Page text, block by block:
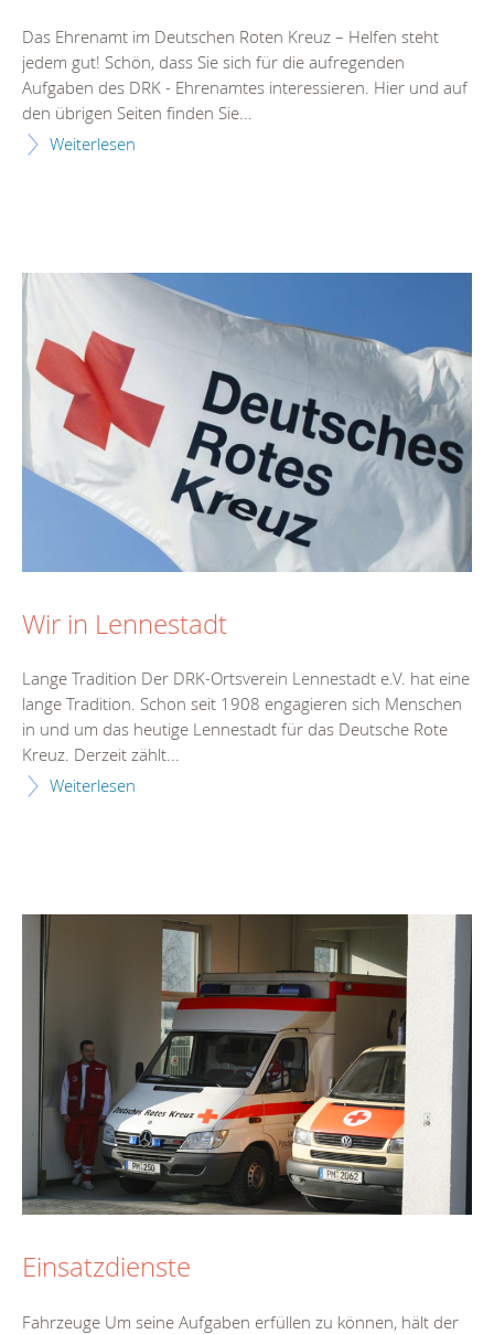
Das Ehrenamt im Deutschen Roten Kreuz – Helfen steht
jedem gut! Schön, dass Sie sich für die aufregenden
Aufgaben des DRK - Ehrenamtes interessieren. Hier und auf
den übrigen Seiten finden Sie...
Weiterlesen
Wir in Lennestadt
Lange Tradition Der DRK-Ortsverein Lennestadt e.V. hat eine
lange Tradition. Schon seit 1908 engagieren sich Menschen
in und um das heutige Lennestadt für das Deutsche Rote
Kreuz. Derzeit zählt...
Weiterlesen
Einsatzdienste
Fahrzeuge Um seine Aufgaben erfüllen zu können, hält der